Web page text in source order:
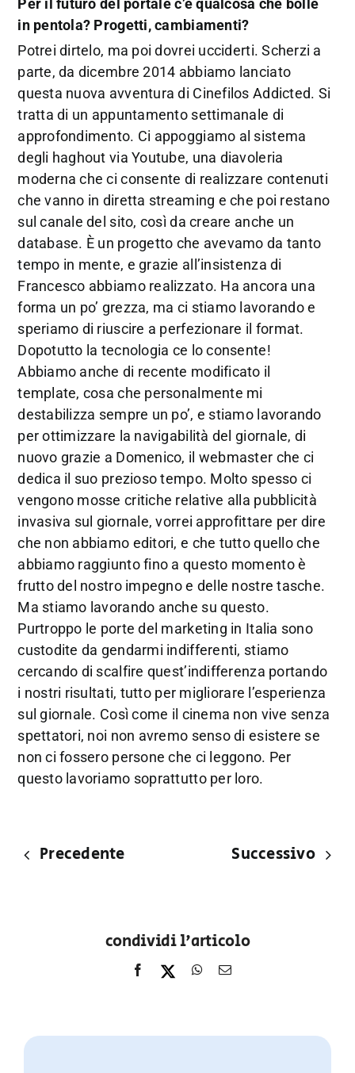
Per il futuro del portale c’è qualcosa che bolle
in pentola? Progetti, cambiamenti?
Potrei dirtelo, ma poi dovrei ucciderti. Scherzi a
parte, da dicembre 2014 abbiamo lanciato
questa nuova avventura di Cinefilos Addicted. Si
tratta di un appuntamento settimanale di
approfondimento. Ci appoggiamo al sistema
degli haghout via Youtube, una diavoleria
moderna che ci consente di realizzare contenuti
che vanno in diretta streaming e che poi restano
sul canale del sito, così da creare anche un
database. È un progetto che avevamo da tanto
tempo in mente, e grazie all’insistenza di
Francesco abbiamo realizzato. Ha ancora una
forma un po’ grezza, ma ci stiamo lavorando e
speriamo di riuscire a perfezionare il format.
Dopotutto la tecnologia ce lo consente!
Abbiamo anche di recente modificato il
template, cosa che personalmente mi
destabilizza sempre un po’, e stiamo lavorando
per ottimizzare la navigabilità del giornale, di
nuovo grazie a Domenico, il webmaster che ci
dedica il suo prezioso tempo. Molto spesso ci
vengono mosse critiche relative alla pubblicità
invasiva sul giornale, vorrei approfittare per dire
che non abbiamo editori, e che tutto quello che
abbiamo raggiunto fino a questo momento è
frutto del nostro impegno e delle nostre tasche.
Ma stiamo lavorando anche su questo.
Purtroppo le porte del marketing in Italia sono
custodite da gendarmi indifferenti, stiamo
cercando di scalfire quest’indifferenza portando
i nostri risultati, tutto per migliorare l’esperienza
sul giornale. Così come il cinema non vive senza
spettatori, noi non avremo senso di esistere se
non ci fossero persone che ci leggono. Per
questo lavoriamo soprattutto per loro.
Precedente Successivo
condividi l'articolo